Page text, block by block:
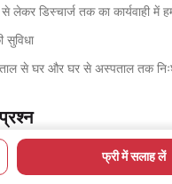
फ्री में सलाह लें
लेकर डिस्चार्ज तक का कार्यवाही में
सुविधा
से घर और घर से अस्पताल तक
इलाज कहां से होगा?